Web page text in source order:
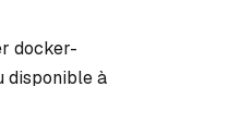
docker-
disponible à